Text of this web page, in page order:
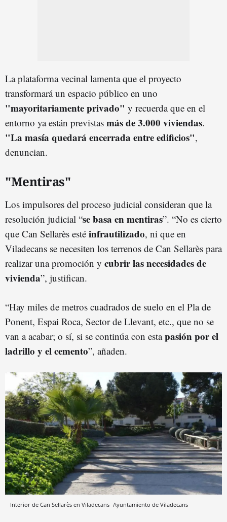
La plataforma vecinal lamenta que el proyecto
transformará un espacio público en uno
"mayoritariamente privado" y recuerda que en el
entorno ya están previstas más de 3.000 viviendas.
"La masía quedará encerrada entre edificios",
denuncian.
"Mentiras"
Los impulsores del proceso judicial consideran que la
resolución judicial “se basa en mentiras”. “No es cierto
que Can Sellarès esté infrautilizado, ni que en
Viladecans se necesiten los terrenos de Can Sellarès para
realizar una promoción y cubrir las necesidades de
vivienda”, justifican.
“Hay miles de metros cuadrados de suelo en el Pla de
Ponent, Espai Roca, Sector de Llevant, etc., que no se
van a acabar; o sí, si se continúa con estapasión por el
ladrillo y el cemento”, añaden.
Interior de Can Sellarès en Viladecans Ayuntamiento de Viladecans